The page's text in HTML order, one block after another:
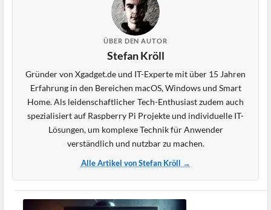
ÜBER DEN AUTOR
Stefan Kröll
Gründer von Xgadget.de und IT-Experte mit über 15 Jahren
Erfahrung in den Bereichen macOS, Windows und Smart
Home. Als leidenschaftlicher Tech-Enthusiast zudem auch
spezialisiert auf Raspberry Pi Projekte und individuelle IT-
Lösungen, um komplexe Technik für Anwender
verständlich und nutzbar zu machen.
Alle Artikel von Stefan Kröll →